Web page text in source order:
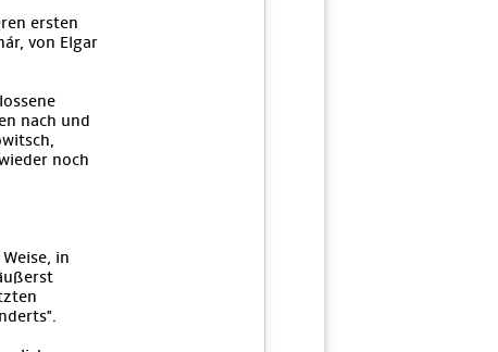
ersten
von Elgar
nach und
noch
in